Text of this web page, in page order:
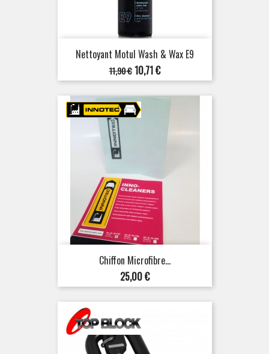
Nettoyant Motul Wash & Wax E9
Prix
de
base
11,90 € Prix
10,71 €
Chiffon Microfibre...
Prix
25,00 €